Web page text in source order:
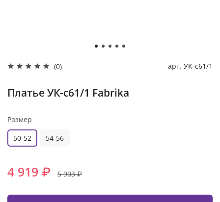
(0) арт. УК-с61/1
Платье УК-с61/1 Fabrika
Размер
50-52
54-56
4 919 ₽ 5 903 ₽